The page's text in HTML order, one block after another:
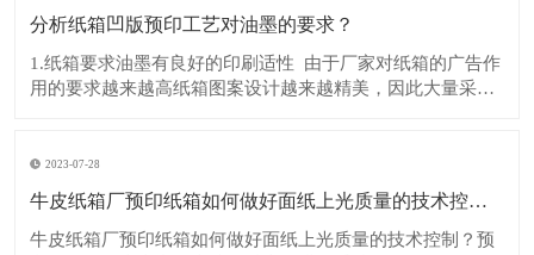
度、光泽度和吸水性对纸箱防潮
分析纸箱凹版预印工艺对油墨的要求？
​1.纸箱要求油墨有良好的印刷适性 ​ 由于厂家对纸箱的广告作
用的要求越来越高纸箱图案设计越来越精美，因此大量采用
目前我国市场上广泛使用的还是油性凹版油墨，而水性凹版
油墨在印刷适性方面的
2023-07-28
牛皮纸箱厂预印纸箱如何做好面纸上光质量的技术控制？
牛皮纸箱厂预印纸箱如何做好面纸上光质量的技术控制？预